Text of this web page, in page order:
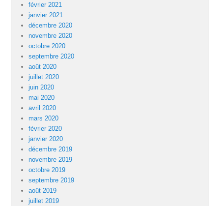
février 2021
janvier 2021
décembre 2020
novembre 2020
octobre 2020
septembre 2020
août 2020
juillet 2020
juin 2020
mai 2020
avril 2020
mars 2020
février 2020
janvier 2020
décembre 2019
novembre 2019
octobre 2019
septembre 2019
août 2019
juillet 2019